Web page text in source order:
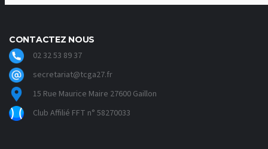
CONTACTEZ NOUS
02 32 53 89 37
secretariat@tcga27.fr
15 Rue Maurice Maire 27600 Gaillon
Club Affilié FFT n° 58270033